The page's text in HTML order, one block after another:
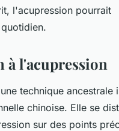
l'acupression pourrait
l'acupression
technique ancestrale
chinoise. Elle se
sur des points